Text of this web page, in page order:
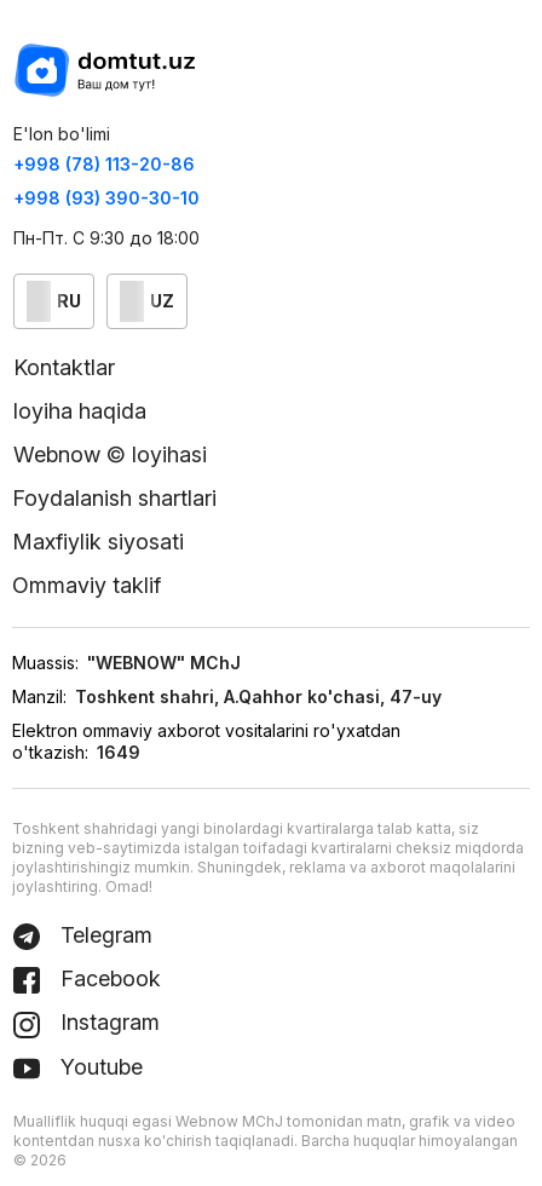
E'lon bo'limi
+998 (78) 113-20-86
+998 (93) 390-30-10
Пн-Пт. С 9:30 до 18:00
RU UZ
Kontaktlar
loyiha haqida
Webnow © loyihasi
Foydalanish shartlari
Maxfiylik siyosati
Ommaviy taklif
Muassis: "WEBNOW" MChJ
Manzil: Toshkent shahri, A.Qahhor ko'chasi, 47-uy
Elektron ommaviy axborot vositalarini ro'yxatdan
o'tkazish: 1649
Toshkent shahridagi yangi binolardagi kvartiralarga talab katta, siz
bizning veb-saytimizda istalgan toifadagi kvartiralarni cheksiz miqdorda
joylashtirishingiz mumkin. Shuningdek, reklama va axborot maqolalarini
joylashtiring. Omad!
Telegram
Facebook
Instagram
Youtube
Mualliflik huquqi egasi Webnow MChJ tomonidan matn, grafik va video
kontentdan nusxa ko'chirish taqiqlanadi. Barcha huquqlar himoyalangan
© 2026